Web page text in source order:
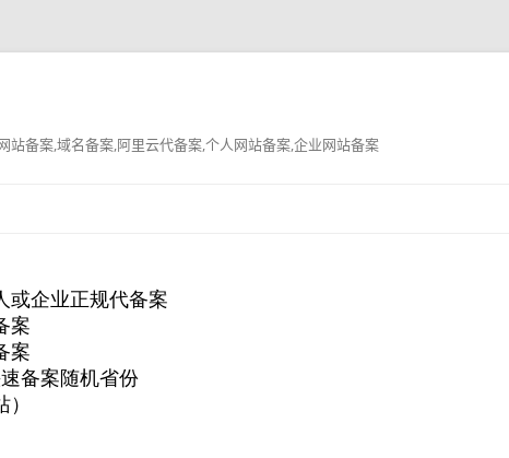
站备案,域名备案,阿里云代备案,个人网站备案,企业网站备案